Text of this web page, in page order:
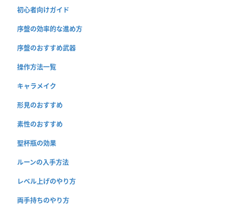
初心者向けガイド
序盤の効率的な進め方
序盤のおすすめ武器
操作方法一覧
キャラメイク
形見のおすすめ
素性のおすすめ
聖杯瓶の効果
ルーンの入手方法
レベル上げのやり方
両手持ちのやり方